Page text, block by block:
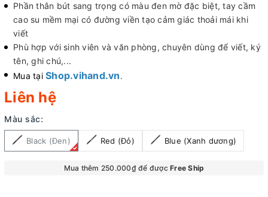
Phần thân bút sang trọng có màu đen mờ đặc biệt, tay cầm
cao su mềm mại có đường viền tạo cảm giác thoải mái khi
viết
Phù hợp với sinh viên và văn phòng, chuyên dùng để viết, ký
tên, ghi chú,...
Mua tại Shop.vihand.vn.
Liên hệ
Màu sắc:
Black (Đen) Red (Đỏ) Blue (Xanh dương)
Mua thêm 250.000₫ để đượcFree Ship